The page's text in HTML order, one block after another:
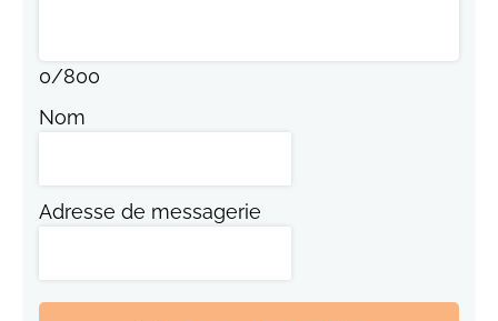
0/800
Nom
Adresse de messagerie